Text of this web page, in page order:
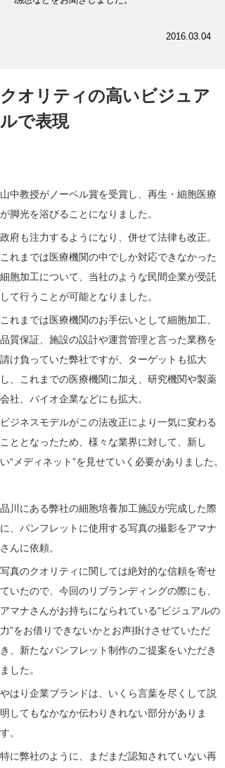
2016.03.04
クオリティの高いビジュア
ルで表現
山中教授がノーベル賞を受賞し、再生・細胞医療
が脚光を浴びることになりました。
政府も注力するようになり、併せて法律も改正。
これまでは医療機関の中でしか対応できなかった
細胞加工について、当社のような民間企業が受託
して行うことが可能となりました。
これまでは医療機関のお手伝いとして細胞加工、
品質保証、施設の設計や運営管理と言った業務を
請け負っていた弊社ですが、ターゲットも拡大
し、これまでの医療機関に加え、研究機関や製薬
会社、バイオ企業などにも拡大。
ビジネスモデルがこの法改正により一気に変わる
こととなったため、様々な業界に対して、新し
い“メディネット”を見せていく必要がありました。
品川にある弊社の細胞培養加工施設が完成した際
に、パンフレットに使用する写真の撮影をアマナ
さんに依頼。
写真のクオリティに関しては絶対的な信頼を寄せ
ていたので、今回のリブランディングの際にも、
アマナさんがお持ちになられている“ビジュアルの
力”をお借りできないかとお声掛けさせていただ
き、新たなパンフレット制作のご提案をいただき
ました。
やはり企業ブランドは、いくら言葉を尽くして説
明してもなかなか伝わりきれない部分がありま
す。
特に弊社のように、まだまだ認知されていない再